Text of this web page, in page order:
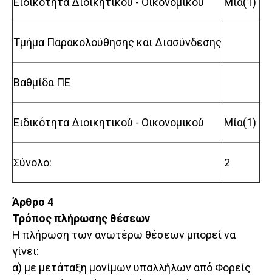
Τμήμα Παρακολούθησης και Διασύνδεσης
Βαθμίδα ΠΕ
Ειδικότητα Διοικητικού - Οικονομικού Μία(1)
Σύνολο: 2
Άρθρο 4
Τρόπος πλήρωσης θέσεων
Η πλήρωση των ανωτέρω θέσεων μπορεί να
γίνει:
α) με μετάταξη μονίμων υπαλλήλων από Φορείς